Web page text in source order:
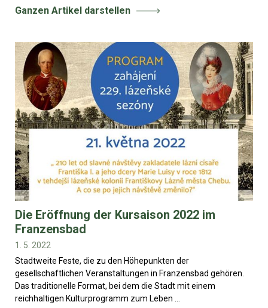
Ganzen Artikel darstellen
Die Eröffnung der Kursaison 2022 im
Franzensbad
1. 5. 2022
Stadtweite Feste, die zu den Höhepunkten der
gesellschaftlichen Veranstaltungen in Franzensbad gehören.
Das traditionelle Format, bei dem die Stadt mit einem
reichhaltigen Kulturprogramm zum Leben ...